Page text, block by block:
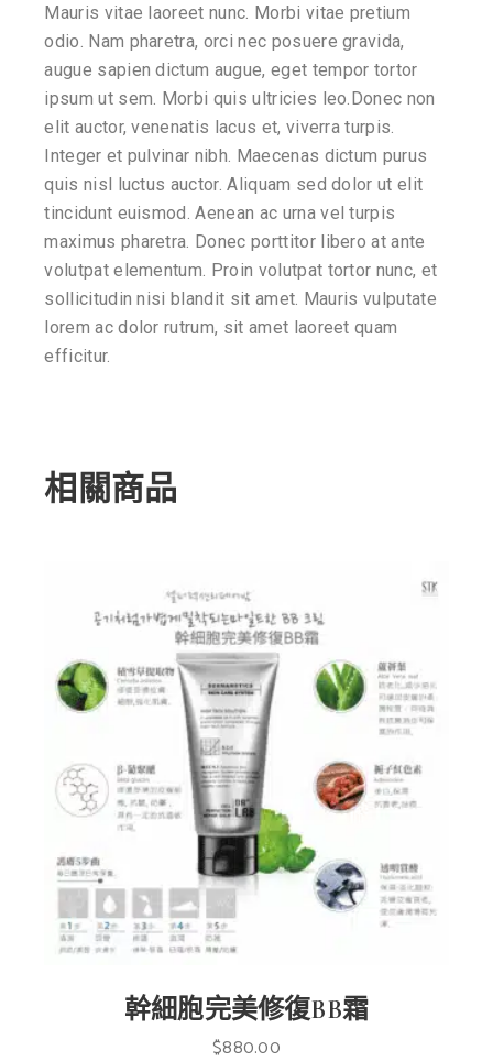
Mauris vitae laoreet nunc. Morbi vitae pretium
odio. Nam pharetra, orci nec posuere gravida,
augue sapien dictum augue, eget tempor tortor
ipsum ut sem. Morbi quis ultricies leo.Donec non
elit auctor, venenatis lacus et, viverra turpis.
Integer et pulvinar nibh. Maecenas dictum purus
quis nisl luctus auctor. Aliquam sed dolor ut elit
tincidunt euismod. Aenean ac urna vel turpis
maximus pharetra. Donec porttitor libero at ante
volutpat elementum. Proin volutpat tortor nunc, et
sollicitudin nisi blandit sit amet. Mauris vulputate
lorem ac dolor rutrum, sit amet laoreet quam
efficitur.
相關商品
幹細胞完美修復BB霜
$880.00